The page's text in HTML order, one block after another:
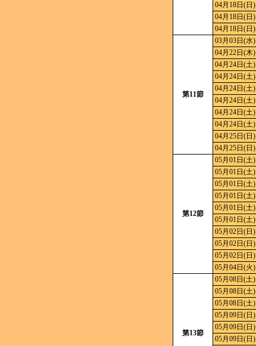
04月18日(日)
04月18日(日)
04月18日(日)
第11節
03月03日(水)
04月22日(木)
04月24日(土)
04月24日(土)
04月24日(土)
04月24日(土)
04月24日(土)
04月24日(土)
04月25日(日)
04月25日(日)
第12節
05月01日(土)
05月01日(土)
05月01日(土)
05月01日(土)
05月01日(土)
05月01日(土)
05月02日(日)
05月02日(日)
05月02日(日)
05月04日(火)
第13節
05月08日(土)
05月08日(土)
05月08日(土)
05月09日(日)
05月09日(日)
05月09日(日)